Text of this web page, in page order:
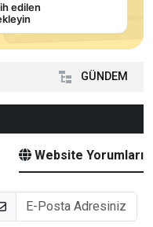
edilen
GÜNDEM
Website Yorumları